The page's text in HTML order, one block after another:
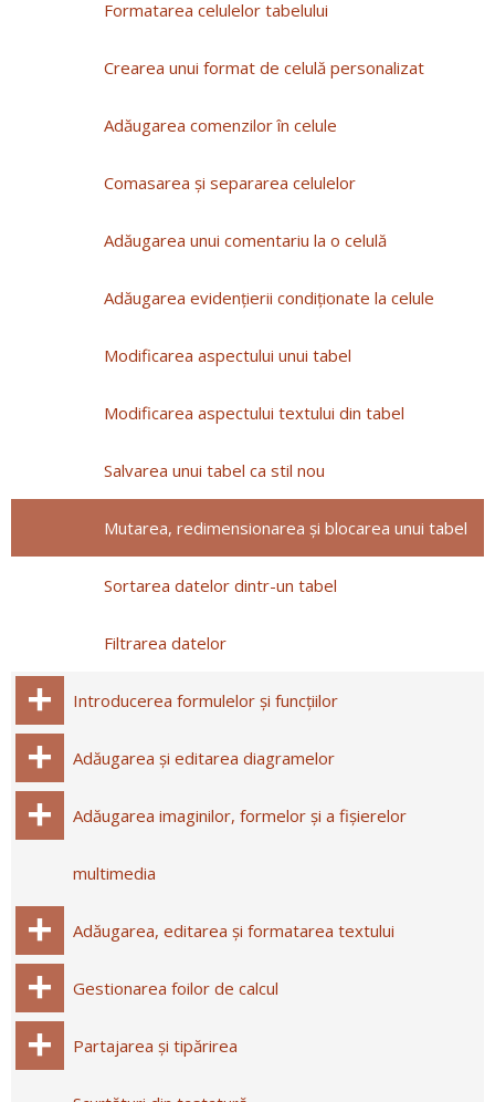
Formatarea celulelor tabelului
Crearea unui format de celulă personalizat
Adăugarea comenzilor în celule
Comasarea și separarea celulelor
Adăugarea unui comentariu la o celulă
Adăugarea evidenţierii condiţionate la celule
Modificarea aspectului unui tabel
Modificarea aspectului textului din tabel
Salvarea unui tabel ca stil nou
Mutarea, redimensionarea și blocarea unui tabel
Sortarea datelor dintr-un tabel
Filtrarea datelor
Introducerea formulelor și funcțiilor
Adăugarea și editarea diagramelor
Adăugarea imaginilor, formelor și a fișierelor
multimedia
Adăugarea, editarea și formatarea textului
Gestionarea foilor de calcul
Partajarea și tipărirea